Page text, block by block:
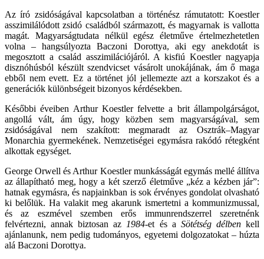
Az író zsidóságával kapcsolatban a történész rámutatott: Koestler
asszimilálódott zsidó családból származott, és magyarnak is vallotta
magát. Magyarságtudata nélkül egész életműve értelmezhetetlen
volna – hangsúlyozta Baczoni Dorottya, aki egy anekdotát is
megosztott a család asszimilációjáról. A kisfiú Koestler nagyapja
disznóhúsból készült szendvicset vásárolt unokájának, ám ő maga
ebből nem evett. Ez a történet jól jellemezte azt a korszakot és a
generációk különbségeit bizonyos kérdésekben.
Későbbi éveiben Arthur Koestler felvette a brit állampolgárságot,
angollá vált, ám úgy, hogy közben sem magyarságával, sem
zsidóságával nem szakított: megmaradt az Osztrák–Magyar
Monarchia gyermekének. Nemzetiségei egymásra rakódó rétegként
alkottak egységet.
George Orwell és Arthur Koestler munkásságát egymás mellé állítva
az állapítható meg, hogy a két szerző életműve „kéz a kézben jár”:
hatnak egymásra, és napjainkban is sok érvényes gondolat olvasható
ki belőlük. Ha valakit meg akarunk ismertetni a kommunizmussal,
és az eszmével szemben erős immunrendszerrel szeretnénk
felvértezni, annak biztosan az 1984-et és a Sötétség délbenkell
ajánlanunk, nem pedig tudományos, egyetemi dolgozatokat – húzta
alá Baczoni Dorottya.